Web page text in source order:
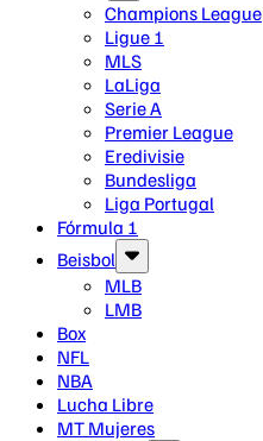
Champions League
Ligue 1
MLS
LaLiga
Serie A
Premier League
Eredivisie
Bundesliga
Liga Portugal
Fórmula 1
Beisbol
MLB
LMB
Box
NFL
NBA
Lucha Libre
MT Mujeres